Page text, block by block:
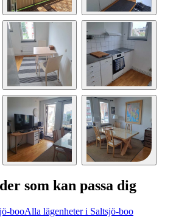
som kan passa dig
booAlla lägenheter i Saltsjö-boo